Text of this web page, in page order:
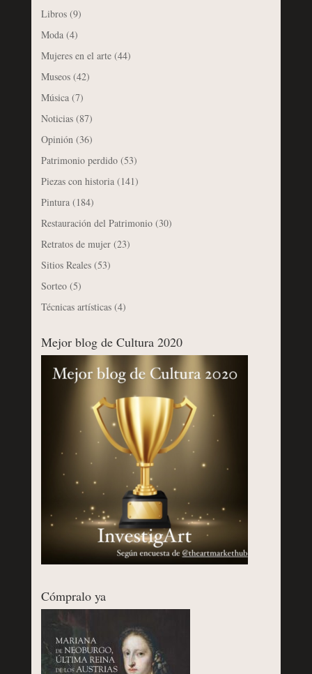
Libros(9)
Moda(4)
Mujeres en el arte(44)
Museos(42)
Música(7)
Noticias(87)
Opinión(36)
Patrimonio perdido(53)
Piezas con historia(141)
Pintura(184)
Restauración del Patrimonio(30)
Retratos de mujer(23)
Sitios Reales(53)
Sorteo(5)
Técnicas artísticas(4)
Mejor blog de Cultura 2020
Cómpralo ya